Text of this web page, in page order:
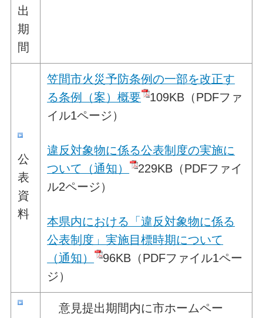
出
期
間
公
表
資
料
笠間市火災予防条例の一部を改正す
る条例（案）概要
109KB（PDFファ
イル1ページ）
違反対象物に係る公表制度の実施に
ついて（通知）
229KB（PDFファイ
ル2ページ）
本県内における「違反対象物に係る
公表制度」実施目標時期について
（通知）
96KB（PDFファイル1ペー
ジ）
意見提出期間内に市ホームペー